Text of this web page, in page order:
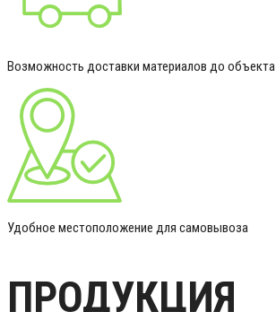
Возможность доставки материалов до объекта
Удобное местоположение для самовывоза
ПРОДУКЦИЯ